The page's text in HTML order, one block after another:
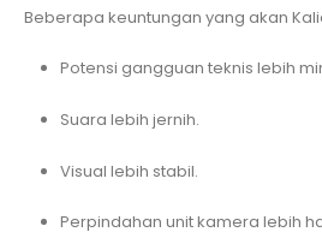
Beberapa keuntungan yang akan
Potensi gangguan teknis lebih
Suara lebih jernih.
Visual lebih stabil.
Perpindahan unit kamera lebih